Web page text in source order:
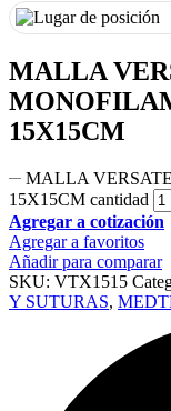
MALLA
15X15CM
MALLA
15X15CM cantidad
Agregar a cotización
Agregar a favoritos
Añadir para comparar
SKU: VTX1515
Y SUTURAS,